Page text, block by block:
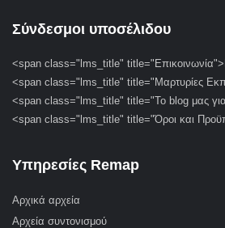
Σύνδεσμοι υποσέλιδου
<span class="lms_title"
<span class="lms_title" title="Μαρτυρίες
<span class="lms_title" title="Το blog μας για
<span class="lms_title" title="Όροι και
Υπηρεσίες Remap
Αρχικά αρχεία
Αρχεία συντονισμού